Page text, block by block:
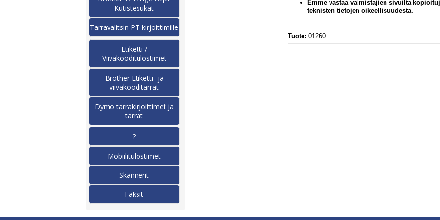
Emme vastaa valmistajien sivuilta
teknisten tietojen oikeellisuudesta.
Tuote: 01260
Kutistesukat
Tarravalitsin PT-kirjoittimille
Etiketti /
Viivakooditulostimet
Brother Etiketti- ja
viivakooditarrat
Dymo tarrakirjoittimet ja
tarrat
?
Mobiilitulostimet
Skannerit
Faksit